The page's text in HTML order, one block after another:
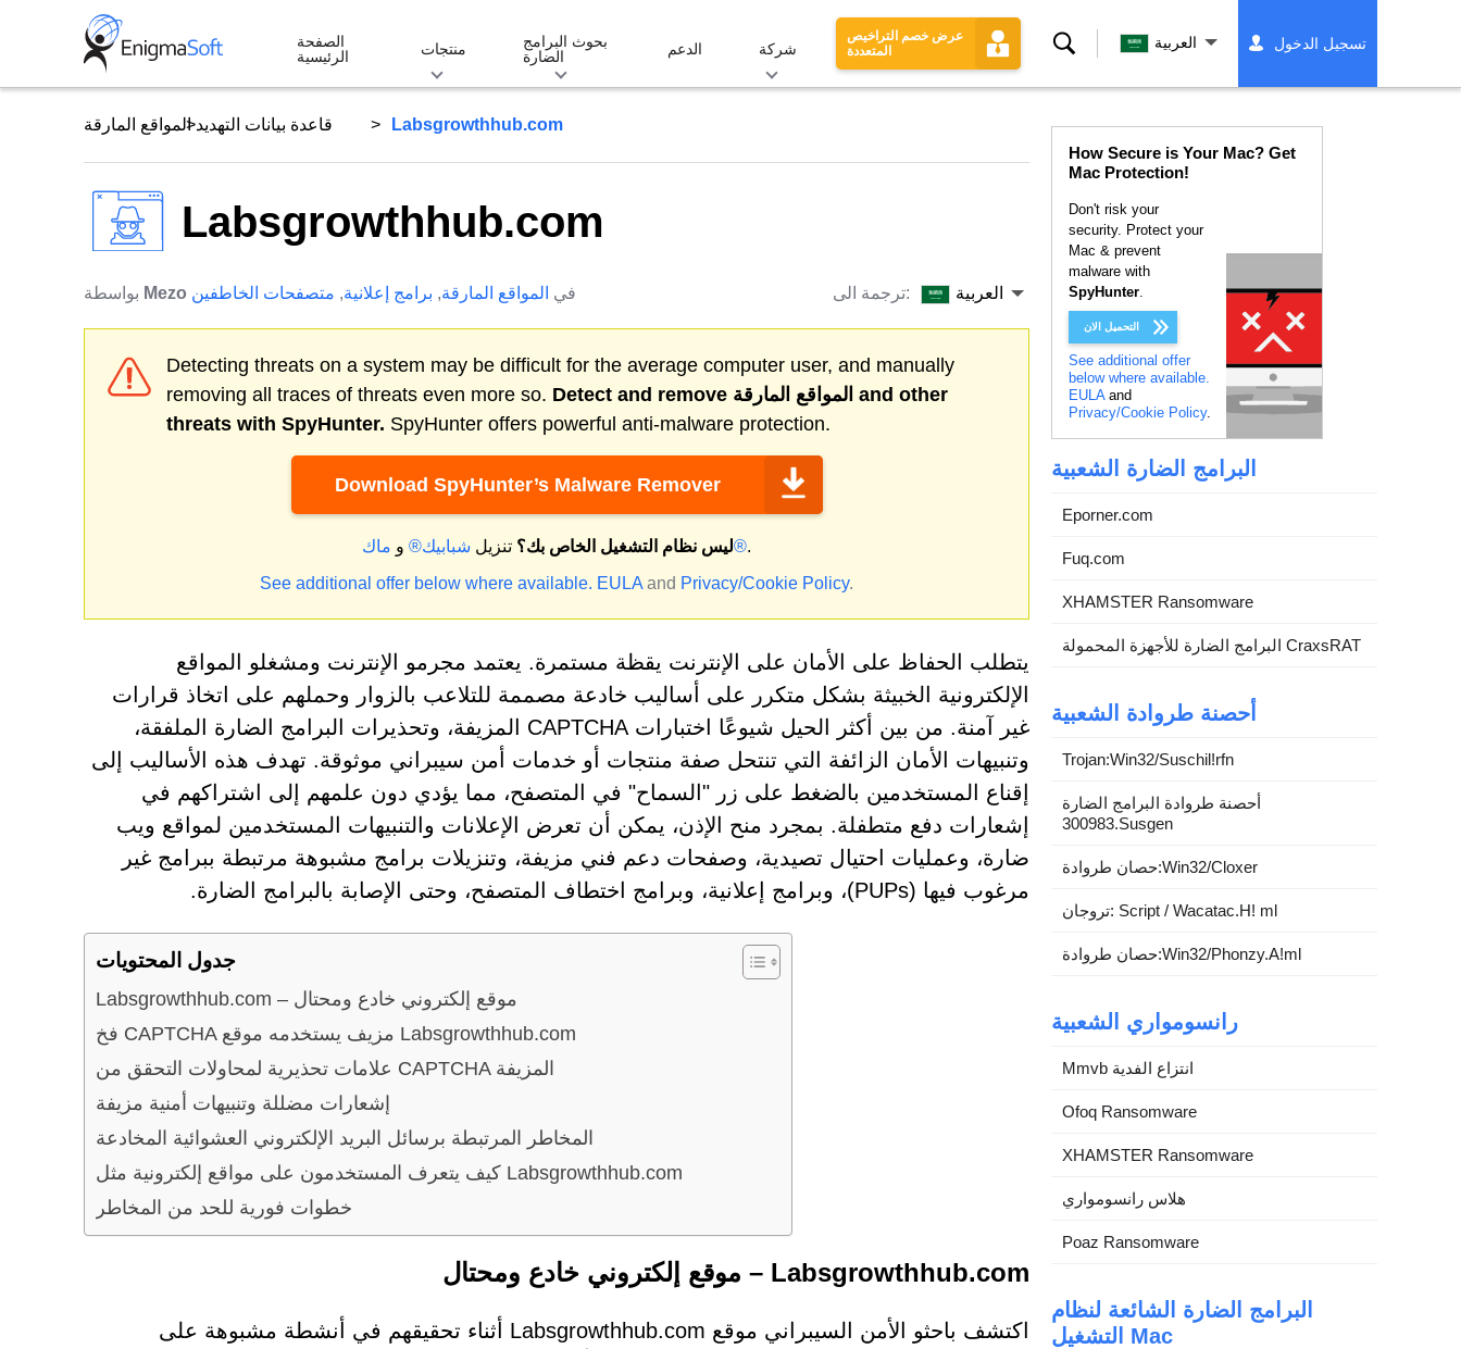
الصفحة
الرئيسية
منتجات
بحوث البرامج
الضارة
الدعم شركة
عرض خصم التراخيص
المتعددة
بحث العربية تسجيل الدخول
قاعدة بيانات التهديد المواقع المارقة Labsgrowthhub.com
Labsgrowthhub.com
Mezo في المواقع المارقة, برامج إعلانية, متصفحات الخاطفين ترجمة الى: العربية
Detecting threats on a system may be difficult for the average computer user, and manually
removing all traces of threats even more so. Detect and remove المواقع المارقة and other
threats with SpyHunter. SpyHunter offers powerful anti-malware protection.
Download SpyHunter’s Malware Remover
ليس نظام التشغيل الخاص بك؟ تنزيل شبابيك® و ماك®.
See additional offer below where available. EULA and Privacy/Cookie Policy.
يتطلب الحفاظ على الأمان على الإنترنت يقظة مستمرة. يعتمد مجرمو الإنترنت ومشغلو المواقع
الإلكترونية الخبيثة بشكل متكرر على أساليب خادعة مصممة للتلاعب بالزوار وحملهم على اتخاذ قرارات
غير آمنة. من بين أكثر الحيل شيوعًا اختبارات CAPTCHA المزيفة، وتحذيرات البرامج الضارة الملفقة،
وتنبيهات الأمان الزائفة التي تنتحل صفة منتجات أو خدمات أمن سيبراني موثوقة. تهدف هذه الأساليب إلى
إقناع المستخدمين بالضغط على زر "السماح" في المتصفح، مما يؤدي دون علمهم إلى اشتراكهم في
إشعارات دفع متطفلة. بمجرد منح الإذن، يمكن أن تعرض الإعلانات والتنبيهات المستخدمين لمواقع ويب
ضارة، وعمليات احتيال تصيدية، وصفحات دعم فني مزيفة، وتنزيلات برامج مشبوهة مرتبطة ببرامج غير
مرغوب فيها (PUPs)، وبرامج إعلانية، وبرامج اختطاف المتصفح، وحتى الإصابة بالبرامج الضارة.
جدول المحتويات
Labsgrowthhub.com – موقع إلكتروني خادع ومحتال
فخ CAPTCHA مزيف يستخدمه موقع Labsgrowthhub.com
علامات تحذيرية لمحاولات التحقق من CAPTCHA المزيفة
إشعارات مضللة وتنبيهات أمنية مزيفة
المخاطر المرتبطة برسائل البريد الإلكتروني العشوائية المخادعة
كيف يتعرف المستخدمون على مواقع إلكترونية مثل Labsgrowthhub.com
خطوات فورية للحد من المخاطر
Labsgrowthhub.com – موقع إلكتروني خادع ومحتال
اكتشف باحثو الأمن السيبراني موقع Labsgrowthhub.com أثناء تحقيقهم في أنشطة مشبوهة على
How Secure is Your Mac? Get
Mac Protection!
Don't risk your
security. Protect your
Mac & prevent
malware with
SpyHunter.
التحميل الان
See additional offer
below where available.
EULAand
Privacy/Cookie Policy.
البرامج الضارة الشعبية
Eporner.com
Fuq.com
XHAMSTER Ransomware
البرامج الضارة للأجهزة المحمولة CraxsRAT
أحصنة طروادة الشعبية
Trojan:Win32/Suschil!rfn
أحصنة طروادة البرامج الضارة
300983.Susgen
حصان طروادة:Win32/Cloxer
تروجان: Script / Wacatac.H! ml
حصان طروادة:Win32/Phonzy.A!ml
رانسومواري الشعبية
Mmvb انتزاع الفدية
Ofoq Ransomware
XHAMSTER Ransomware
هلاس رانسومواري
Poaz Ransomware
البرامج الضارة الشائعة لنظام
التشغيل Mac